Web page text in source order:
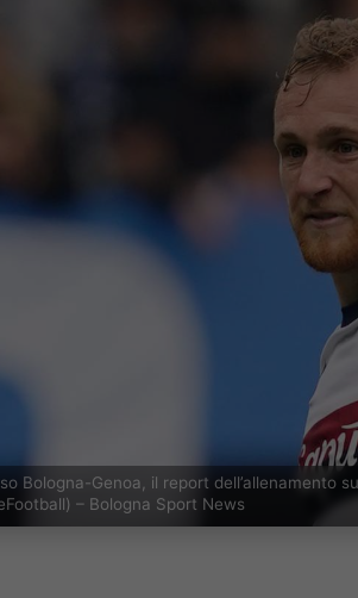
Bologna-Genoa, il report dell’allenamento
– Bologna Sport News